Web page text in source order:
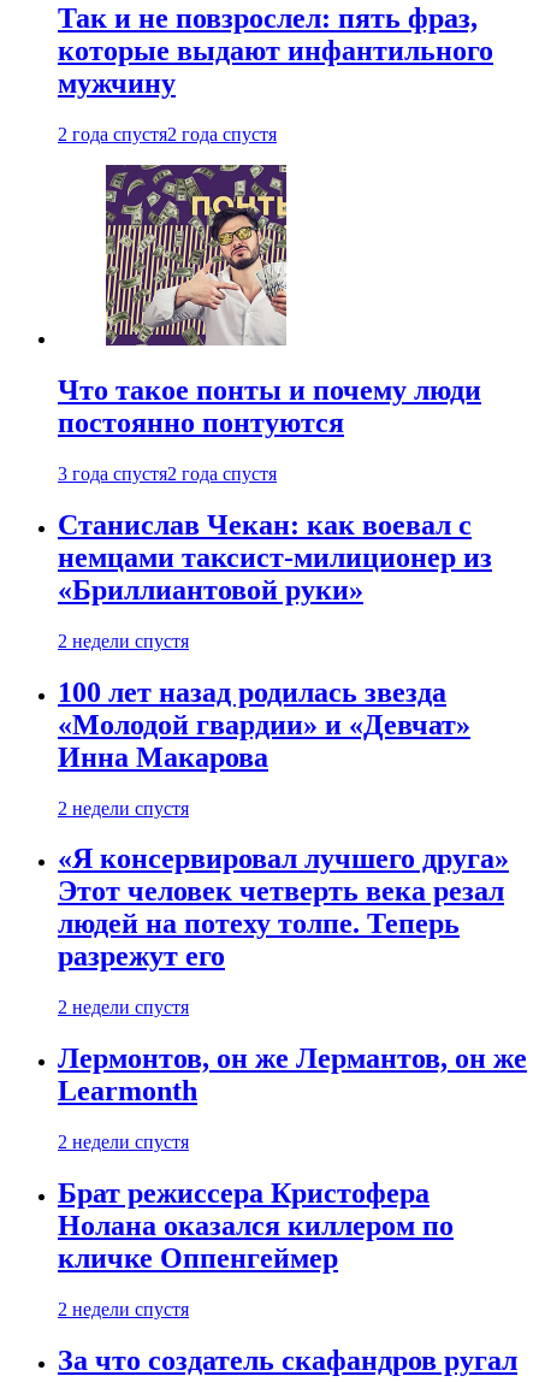
Так и не повзрослел: пять фраз,
которые выдают инфантильного
мужчину
2 года спустя2 года спустя
Что такое понты и почему люди
постоянно понтуются
3 года спустя2 года спустя
Станислав Чекан: как воевал с
немцами таксист-милиционер из
«Бриллиантовой руки»
2 недели спустя
100 лет назад родилась звезда
«Молодой гвардии» и «Девчат»
Инна Макарова
2 недели спустя
«Я консервировал лучшего друга»
Этот человек четверть века резал
людей на потеху толпе. Теперь
разрежут его
2 недели спустя
Лермонтов, он же Лермантов, он же
Learmonth
2 недели спустя
Брат режиссера Кристофера
Нолана оказался киллером по
кличке Оппенгеймер
2 недели спустя
За что создатель скафандров ругал